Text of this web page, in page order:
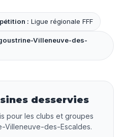
: Ligue régionale FFF
Villeneuve-des-
desservies
pour les clubs et groupes
Villeneuve-des-Escaldes.